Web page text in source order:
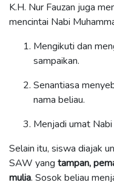
K.H. Nur Fauzan juga
mencintai Nabi
Mengikuti dan
sampaikan.
Senantiasa
nama beliau.
Menjadi umat
Selain itu, siswa diajak
SAW yang tampan,
mulia. Sosok beliau